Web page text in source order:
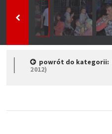
powrót do kategorii:
2012)